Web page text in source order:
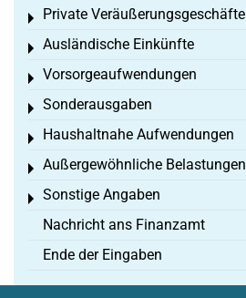
Private Veräußerungsgeschäfte
Toggle menu
Ausländische Einkünfte
Toggle menu
Vorsorgeaufwendungen
Toggle menu
Sonderausgaben
Toggle menu
Haushaltnahe Aufwendungen
Toggle menu
Außergewöhnliche Belastungen
Toggle menu
Sonstige Angaben
Toggle menu
Nachricht ans Finanzamt
Ende der Eingaben